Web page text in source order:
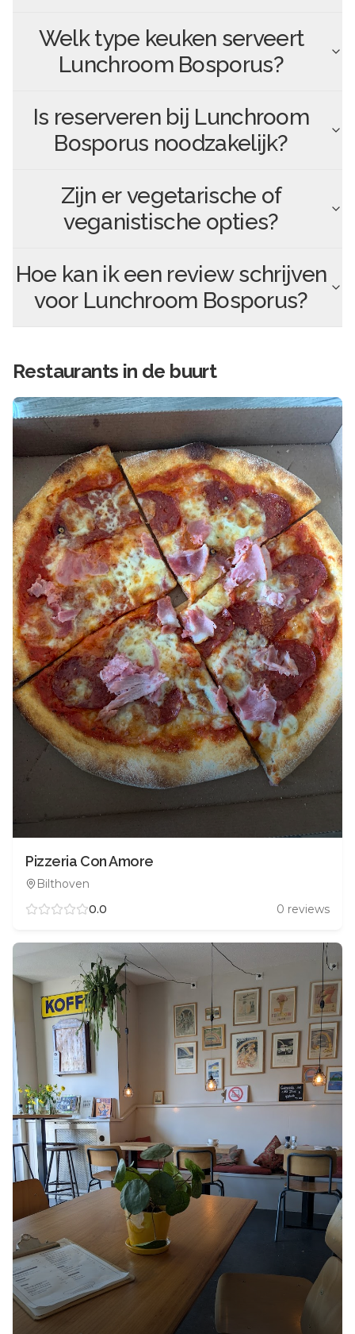
Welk type keuken serveert
Lunchroom Bosporus?
Is reserveren bij Lunchroom
Bosporus noodzakelijk?
Zijn er vegetarische of
veganistische opties?
Hoe kan ik een review schrijven
voor Lunchroom Bosporus?
Restaurants in de buurt
Pizzeria Con Amore
Bilthoven
0.0
0 reviews